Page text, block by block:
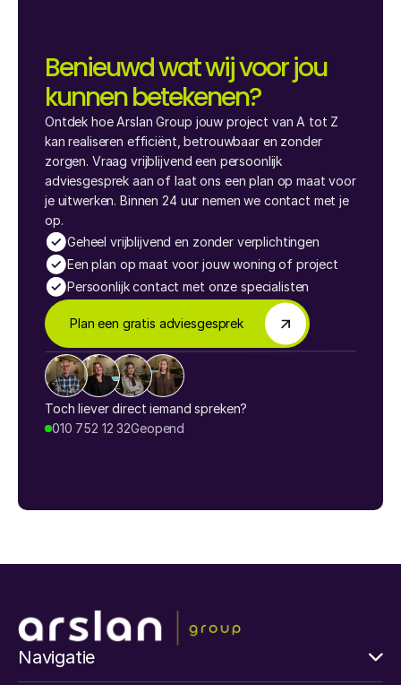
Benieuwd wat wij voor jou
kunnen betekenen?
Ontdek hoe Arslan Group jouw project van A tot Z
kan realiseren efficiënt, betrouwbaar en zonder
zorgen. Vraag vrijblijvend een persoonlijk
adviesgesprek aan of laat ons een plan op maat voor
je uitwerken. Binnen 24 uur nemen we contact met je
op.
Geheel vrijblijvend en zonder verplichtingen
Een plan op maat voor jouw woning of project
Persoonlijk contact met onze specialisten
Plan een gratis adviesgesprek
Toch liever direct iemand spreken?
010 752 12 32Geopend
Navigatie